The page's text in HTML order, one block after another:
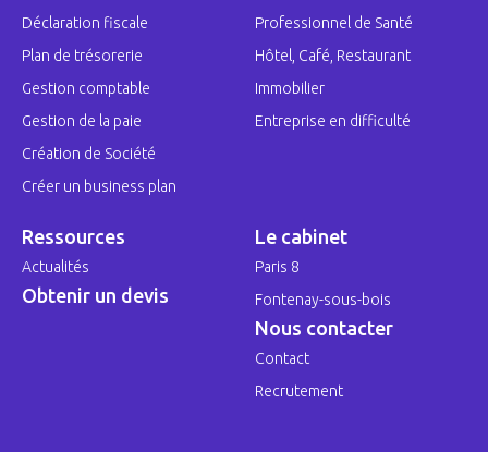
Déclaration fiscale
Plan de trésorerie
Gestion comptable
Gestion de la paie
Création de Société
Créer un business plan
Professionnel de Santé
Hôtel, Café, Restaurant
Immobilier
Entreprise en difficulté
Ressources
Actualités
Obtenir un devis
Le cabinet
Paris 8
Fontenay-sous-bois
Nous contacter
Contact
Recrutement